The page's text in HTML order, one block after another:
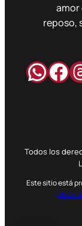
amor
reposo,
Todos los
Este sitio está